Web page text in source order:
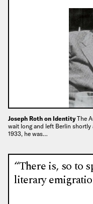
Joseph Roth on IdentityThe
wait long and left Berlin shortly
1933, he was…
“There is, so to
literary